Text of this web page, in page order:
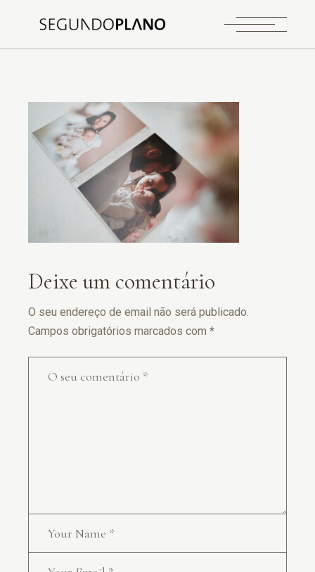
Deixe um comentário
O seu endereço de email não será publicado.
Campos obrigatórios marcados com*